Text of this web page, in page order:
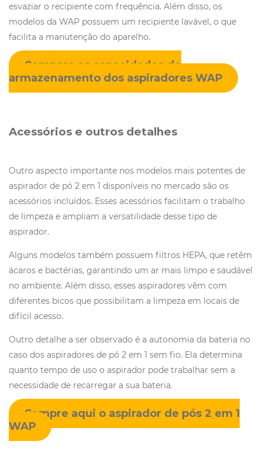
esvaziar o recipiente com frequência. Além disso, os
modelos da WAP possuem um recipiente lavável, o que
facilita a manutenção do aparelho.
Compare as capacidades de
armazenamento dos aspiradores WAP
Acessórios e outros detalhes
Outro aspecto importante nos modelos mais potentes de
aspirador de pó 2 em 1 disponíveis no mercado são os
acessórios incluídos. Esses acessórios facilitam o trabalho
de limpeza e ampliam a versatilidade desse tipo de
aspirador.
Alguns modelos também possuem filtros HEPA, que retêm
ácaros e bactérias, garantindo um ar mais limpo e saudável
no ambiente. Além disso, esses aspiradores vêm com
diferentes bicos que possibilitam a limpeza em locais de
difícil acesso.
Outro detalhe a ser observado é a autonomia da bateria no
caso dos aspiradores de pó 2 em 1 sem fio. Ela determina
quanto tempo de uso o aspirador pode trabalhar sem a
necessidade de recarregar a sua bateria.
Compre aqui o aspirador de pós 2 em 1
WAP